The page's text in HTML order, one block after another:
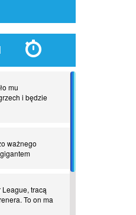
mu
i będzie
ważnego
tracą
To on ma